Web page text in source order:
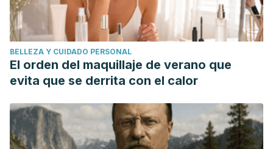
BELLEZA Y CUIDADO PERSONAL
El orden del maquillaje de verano que
evita que se derrita con el calor